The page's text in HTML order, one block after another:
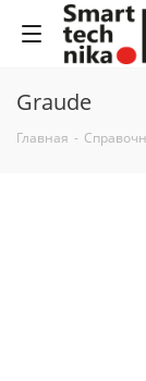
Graude
Главная -